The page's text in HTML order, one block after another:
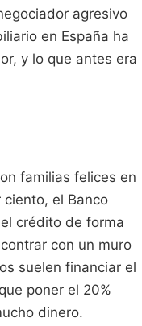
agresivo
en España ha
y lo que antes era
familias felices en
el Banco
crédito de forma
con un muro
suelen financiar el
poner el 20%
dinero.